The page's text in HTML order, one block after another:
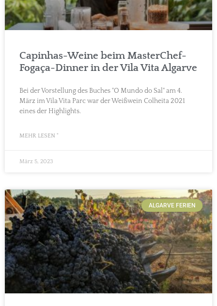
Capinhas-Weine beim MasterChef-
Fogaça-Dinner in der Vila Vita Algarve
Bei der Vorstellung des Buches "O Mundo do Sal" am 4.
März im Vila Vita Parc war der Weißwein Colheita 2021
eines der Highlights.
MEHR LESEN "
März 5, 2023
ALGARVE FERIEN